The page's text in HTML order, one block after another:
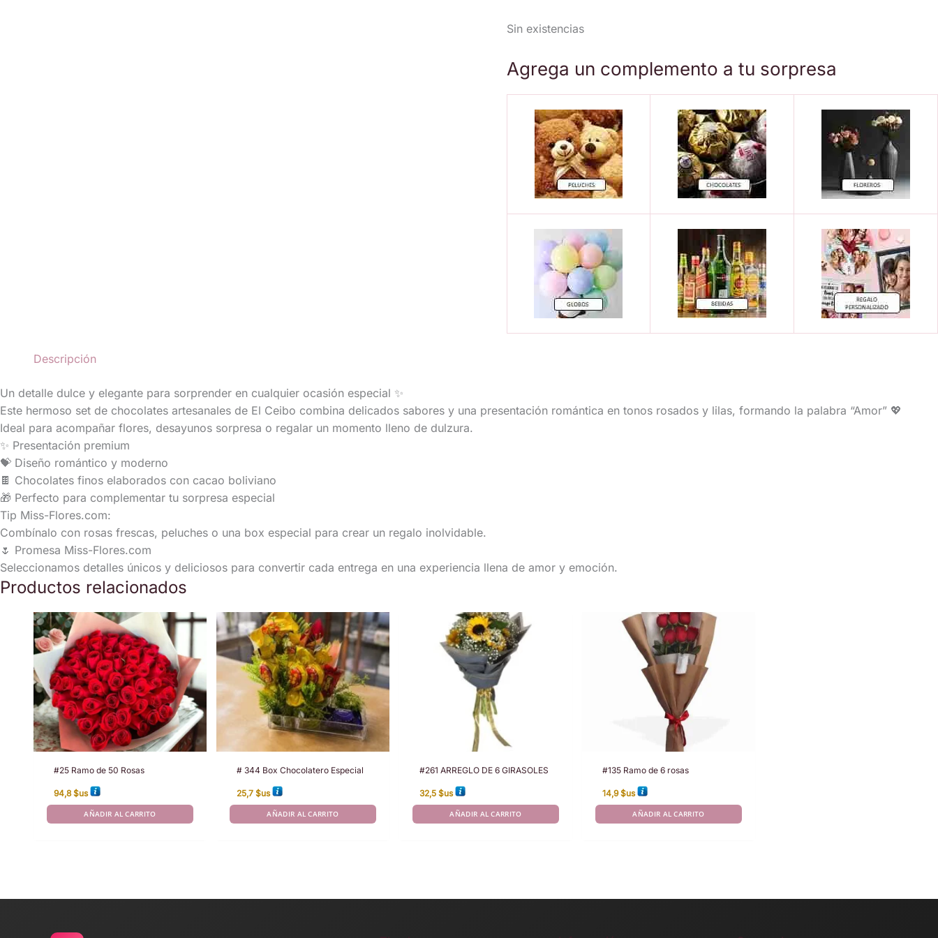
Sin existencias
Agrega un complemento a tu sorpresa
Descripción
Un detalle dulce y elegante para sorprender en cualquier ocasión especial ✨
Este hermoso set de chocolates artesanales de El Ceibo combina delicados sabores y una presentación romántica en tonos rosados y lilas, formando la palabra “Amor” 💖
Ideal para acompañar flores, desayunos sorpresa o regalar un momento lleno de dulzura.
✨ Presentación premium
💝 Diseño romántico y moderno
🍫 Chocolates finos elaborados con cacao boliviano
🎁 Perfecto para complementar tu sorpresa especial
Tip Miss-Flores.com:
Combínalo con rosas frescas, peluches o una box especial para crear un regalo inolvidable.
🌷 Promesa Miss-Flores.com
Seleccionamos detalles únicos y deliciosos para convertir cada entrega en una experiencia llena de amor y emoción.
Productos relacionados
#25 Ramo de 50 Rosas
94,8$us
AÑADIR AL CARRITO
# 344 Box Chocolatero Especial
25,7$us
AÑADIR AL CARRITO
#261 ARREGLO DE 6 GIRASOLES
32,5$us
AÑADIR AL CARRITO
#135 Ramo de 6 rosas
14,9$us
AÑADIR AL CARRITO